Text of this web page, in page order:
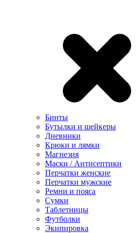
Бинты
Бутылки и шейкеры
Дневники
Крюки и лямки
Магнезия
Маски / Антисептики
Перчатки женские
Перчатки мужские
Ремни и пояса
Сумки
Таблетницы
Футболки
Экипировка